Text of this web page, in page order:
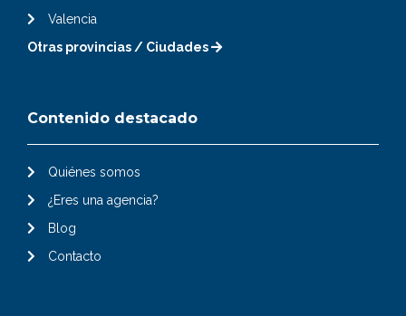
Valencia
Otras provincias / Ciudades
Contenido destacado
Quiénes somos
¿Eres una agencia?
Blog
Contacto